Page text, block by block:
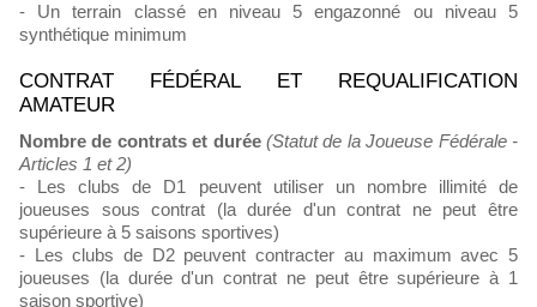
- Un terrain classé en niveau 5 engazonné ou niveau 5
synthétique minimum
CONTRAT FÉDÉRAL ET REQUALIFICATION
AMATEUR
Nombre de contrats et durée (Statut de la Joueuse Fédérale -
Articles 1 et 2)
- Les clubs de D1 peuvent utiliser un nombre illimité de
joueuses sous contrat (la durée d'un contrat ne peut être
supérieure à 5 saisons sportives)
- Les clubs de D2 peuvent contracter au maximum avec 5
joueuses (la durée d'un contrat ne peut être supérieure à 1
saison sportive)